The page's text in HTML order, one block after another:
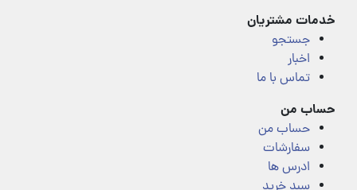
خدمات مشتریان
جستجو
اخبار
تماس با ما
حساب من
حساب من
سفارشات
ادرس ها